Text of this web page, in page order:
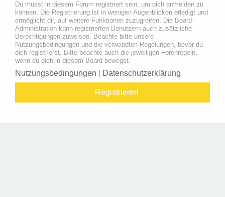
Du musst in diesem Forum registriert sein, um dich anmelden zu
können. Die Registrierung ist in wenigen Augenblicken erledigt und
ermöglicht dir, auf weitere Funktionen zuzugreifen. Die Board-
Administration kann registrierten Benutzern auch zusätzliche
Berechtigungen zuweisen. Beachte bitte unsere
Nutzungsbedingungen und die verwandten Regelungen, bevor du
dich registrierst. Bitte beachte auch die jeweiligen Forenregeln,
wenn du dich in diesem Board bewegst.
Nutzungsbedingungen Datenschutzerklärung
Registrieren